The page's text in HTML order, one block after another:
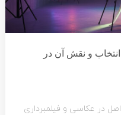
انتخاب و نقش آن در
در عکاسی و فیلمبرداری